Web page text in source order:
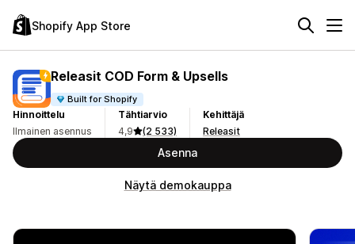
Shopify App Store
Releasit COD Form & Upsells
Built for Shopify
Hinnoittelu
Ilmainen asennus
Tähtiarvio
4,9
(2 533)
Kehittäjä
Releasit
Asenna
Näytä demokauppa